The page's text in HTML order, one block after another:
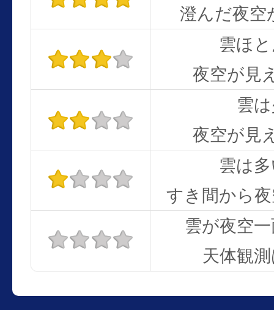
澄んだ夜空
雲ほ
夜空が見
雲
夜空が見
雲は
すき間から
雲が夜空
天体観